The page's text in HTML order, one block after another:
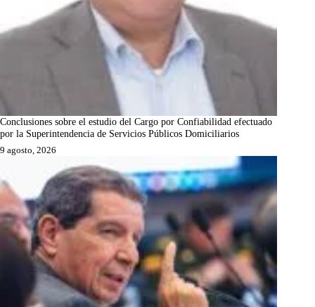
Conclusiones sobre el estudio del Cargo por Confiabilidad efectuado
por la Superintendencia de Servicios Públicos Domiciliarios
9 agosto, 2026